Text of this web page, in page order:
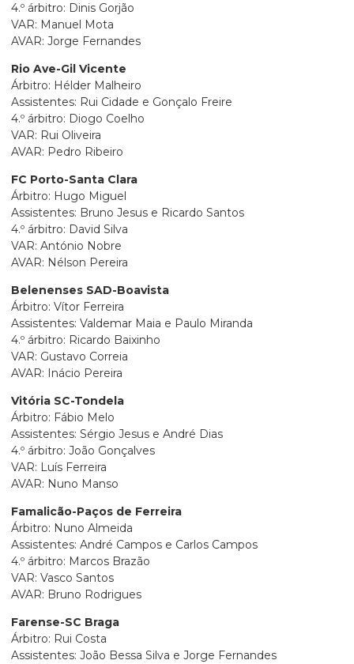
4.º árbitro: Dinis Gorjão
VAR: Manuel Mota
AVAR: Jorge Fernandes
Rio Ave-Gil Vicente
Árbitro: Hélder Malheiro
Assistentes: Rui Cidade e Gonçalo Freire
4.º árbitro: Diogo Coelho
VAR: Rui Oliveira
AVAR: Pedro Ribeiro
FC Porto-Santa Clara
Árbitro: Hugo Miguel
Assistentes: Bruno Jesus e Ricardo Santos
4.º árbitro: David Silva
VAR: António Nobre
AVAR: Nélson Pereira
Belenenses SAD-Boavista
Árbitro: Vítor Ferreira
Assistentes: Valdemar Maia e Paulo Miranda
4.º árbitro: Ricardo Baixinho
VAR: Gustavo Correia
AVAR: Inácio Pereira
Vitória SC-Tondela
Árbitro: Fábio Melo
Assistentes: Sérgio Jesus e André Dias
4.º árbitro: João Gonçalves
VAR: Luís Ferreira
AVAR: Nuno Manso
Famalicão-Paços de Ferreira
Árbitro: Nuno Almeida
Assistentes: André Campos e Carlos Campos
4.º árbitro: Marcos Brazão
VAR: Vasco Santos
AVAR: Bruno Rodrigues
Farense-SC Braga
Árbitro: Rui Costa
Assistentes: João Bessa Silva e Jorge Fernandes